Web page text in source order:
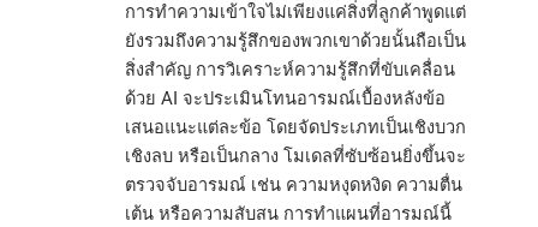
การทำความเข้าใจไม่เพียงแค่สิ่งที่ลูกค้าพูดแต่
ยังรวมถึงความรู้สึกของพวกเขาด้วยนั้นถือเป็น
สิ่งสำคัญ การวิเคราะห์ความรู้สึกที่ขับเคลื่อน
ด้วย AI จะประเมินโทนอารมณ์เบื้องหลังข้อ
เสนอแนะแต่ละข้อ โดยจัดประเภทเป็นเชิงบวก
เชิงลบ หรือเป็นกลาง โมเดลที่ซับซ้อนยิ่งขึ้นจะ
ตรวจจับอารมณ์ เช่น ความหงุดหงิด ความตื่น
เต้น หรือความสับสน การทำแผนที่อารมณ์นี้